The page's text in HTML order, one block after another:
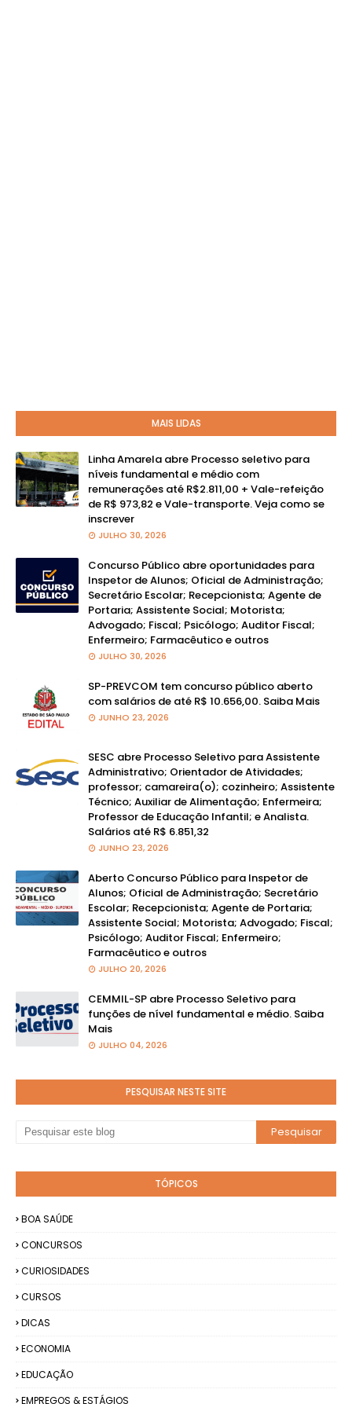
MAIS LIDAS
Linha Amarela abre Processo seletivo para
níveis fundamental e médio com
remunerações até R$2.811,00 + Vale-refeição
de R$ 973,82 e Vale-transporte. Veja como se
inscrever
JULHO 30, 2026
Concurso Público abre oportunidades para
Inspetor de Alunos; Oficial de Administração;
Secretário Escolar; Recepcionista; Agente de
Portaria; Assistente Social; Motorista;
Advogado; Fiscal; Psicólogo; Auditor Fiscal;
Enfermeiro; Farmacêutico e outros
JULHO 30, 2026
SP-PREVCOM tem concurso público aberto
com salários de até R$ 10.656,00. Saiba Mais
JUNHO 23, 2026
SESC abre Processo Seletivo para Assistente
Administrativo; Orientador de Atividades;
professor; camareira(o); cozinheiro; Assistente
Técnico; Auxiliar de Alimentação; Enfermeira;
Professor de Educação Infantil; e Analista.
Salários até R$ 6.851,32
JUNHO 23, 2026
Aberto Concurso Público para Inspetor de
Alunos; Oficial de Administração; Secretário
Escolar; Recepcionista; Agente de Portaria;
Assistente Social; Motorista; Advogado; Fiscal;
Psicólogo; Auditor Fiscal; Enfermeiro;
Farmacêutico e outros
JULHO 20, 2026
CEMMIL-SP abre Processo Seletivo para
funções de nível fundamental e médio. Saiba
Mais
JULHO 04, 2026
PESQUISAR NESTE SITE
TÓPICOS
BOA SAÚDE
CONCURSOS
CURIOSIDADES
CURSOS
DICAS
ECONOMIA
EDUCAÇÃO
EMPREGOS & ESTÁGIOS